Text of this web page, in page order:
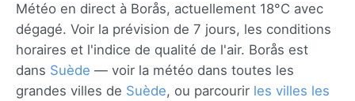
Météo en direct à Borås, actuellement 18°C avec
dégagé. Voir la prévision de 7 jours, les conditions
horaires et l'indice de qualité de l'air. Borås est
dans Suède — voir la météo dans toutes les
grandes villes de Suède, ou parcourir les villes les